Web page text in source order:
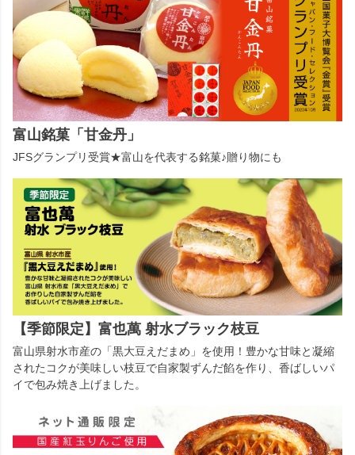
富山銘菓「甘金丹」
JFSグランプリ受賞★富山を代表する銘菓♪贈り物にも
【季節限定】富也萬 射水ブラック枝豆
富山県射水市産の「黒大豆えだまめ」を使用！豊かな甘味と凝縮
されたコクが美味しい枝豆で自家製ずんだ餡を作り、香ばしいパ
イで包み焼き上げました。